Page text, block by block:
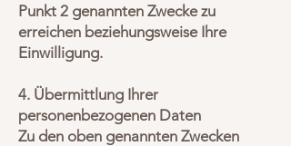
Punkt 2 genannten Zwecke zu
erreichen beziehungsweise Ihre
Einwilligung.
4. Übermittlung Ihrer
personenbezogenen Daten
Zu den oben genannten Zwecken